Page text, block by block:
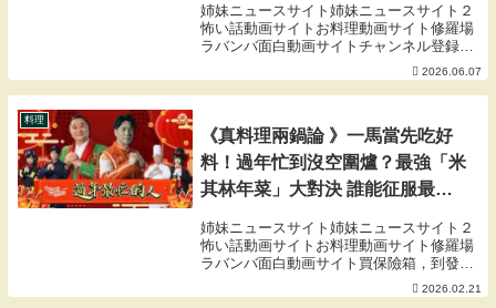
姉妹ニュースサイト姉妹ニュースサイト２
怖い話動画サイトお料理動画サイト修羅場
ラバンバ面白動画サイトチャンネル登録も
よろしくお願いします！→◎ラクして！本
気見せごはんはこちらから◎カドカワスト
ア→ Amazon→ Amazon・楽天・カド
2026.06.07
料理
《真料理兩鍋論 》一馬當先吃好
料！過年忙到沒空圍爐？最強「米
其林年菜」大對決 誰能征服最忙
版 #真料理兩鍋論
姉妹ニュースサイト姉妹ニュースサイト２
怖い話動画サイトお料理動画サイト修羅場
ラバンバ面白動画サイト買保險箱，到發億
金庫就對了還有更多款式在這裡：#發億金
庫 #金庫 #保險箱 #保險櫃 #保管箱 #保險箱
2026.02.21